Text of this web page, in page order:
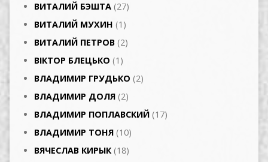
ВИТАЛИЙ БЭШТА (27)
ВИТАЛИЙ МУХИН (1)
ВИТАЛИЙ ПЕТРОВ (2)
ВІКТОР БЛЕЦЬКО (1)
ВЛАДИМИР ГРУДЬКО (2)
ВЛАДИМИР ДОЛЯ (2)
ВЛАДИМИР ПОПЛАВСКИЙ (17)
ВЛАДИМИР ТОНЯ (10)
ВЯЧЕСЛАВ КИРЫК(18)